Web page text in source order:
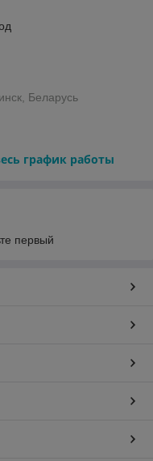
Беларусь
график работы
первый